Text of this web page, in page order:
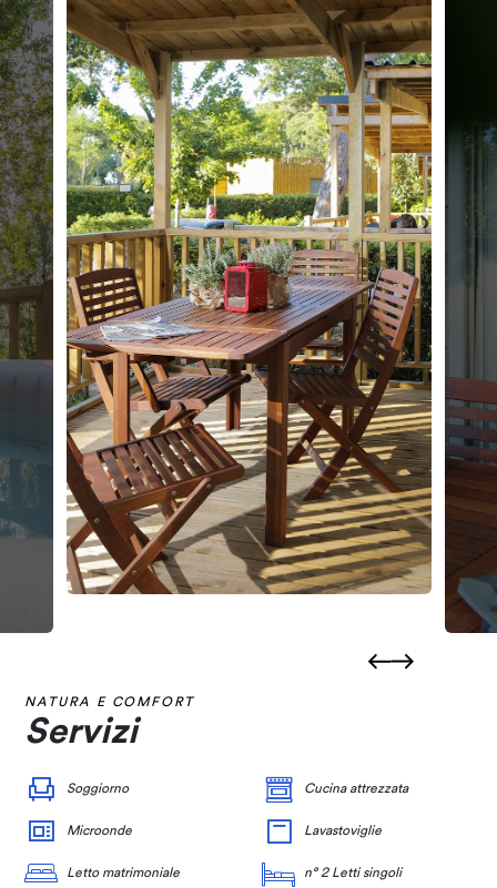
NATURA E COMFORT
Servizi
Soggiorno Cucina attrezzata
Microonde Lavastoviglie
Letto matrimoniale n° 2 Letti singoli